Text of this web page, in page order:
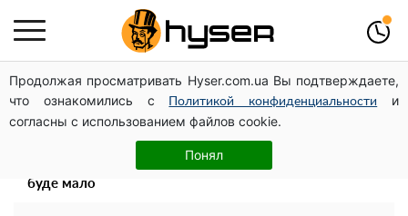
Продолжая просматривать Hyser.com.ua Вы подтверждаете,
что ознакомились с
Политикой конфиденциальности
и
согласны с использованием файлов cookie.
Понял
Таку смакоту ви відкриватимете банку за банкою:
рецепт помідорів дольками з цибулею та олією на
зиму
Весь секрет в одній таблетці аспірину: рецепт хрумкої
та соковитої капусти на зиму. Навіть п'яти банок вам
буде мало